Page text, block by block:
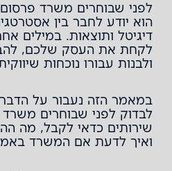
לפני שבוחרים משרד
הוא יודע לחבר בין
דיגיטל ותוצאות. במילים
לקחת את העסק שלכם,
ולבנות עבורו נוכחות
במאמר הזה נעבור על
לבדוק לפני שבוחרים
שירותים כדאי לקבל, מה
ואיך לדעת אם המשרד